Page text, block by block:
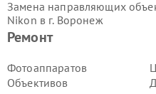
Ремонт
Фотоаппаратов
Объективов
Замена направляющих
Nikon в г. Воронеж
Замена направляющих
Замена направляющих
Nikon в г.Самара
Замена направляющих